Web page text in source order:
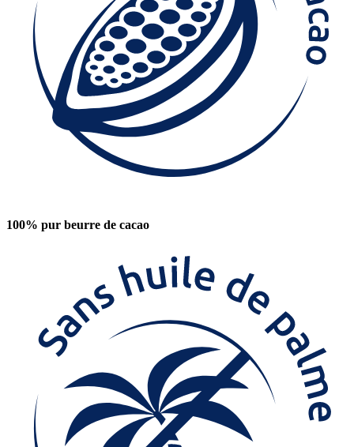
100% pur beurre de cacao